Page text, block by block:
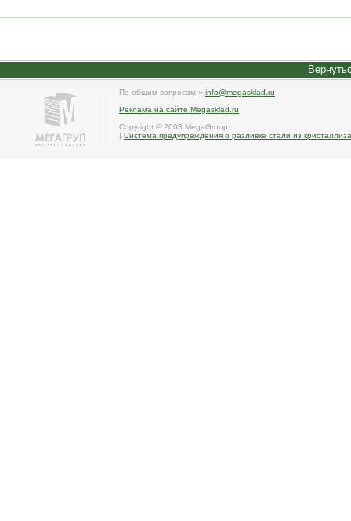
По общим вопросам » info@megasklad.ru
Реклама на сайте Megasklad.ru
Copyright © 2003 MegaGroup
| Система предупреждения о разливке стали из